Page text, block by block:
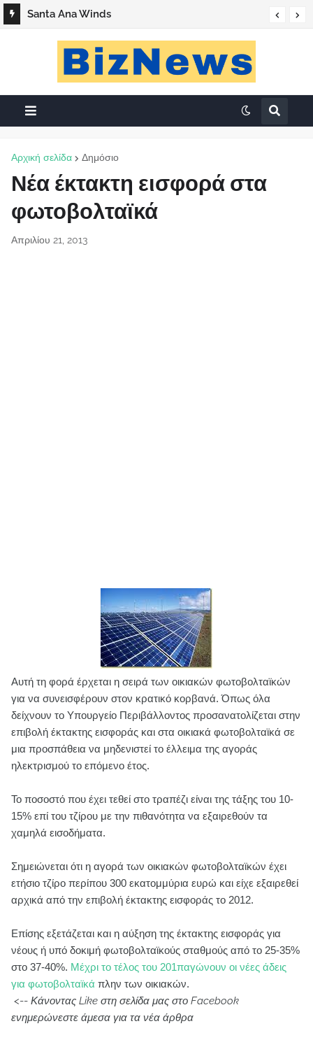
Santa Ana Winds
Αρχική σελίδα Δημόσιο
Νέα έκτακτη εισφορά στα
φωτοβολταϊκά
Απριλίου 21, 2013
Αυτή τη φορά έρχεται η σειρά των οικιακών φωτοβολταϊκών
για να συνεισφέρουν στον κρατικό κορβανά. Όπως όλα
δείχνουν το Υπουργείο Περιβάλλοντος προσανατολίζεται στην
επιβολή έκτακτης εισφοράς και στα οικιακά φωτοβολταϊκά σε
μια προσπάθεια να μηδενιστεί το έλλειμα της αγοράς
ηλεκτρισμού το επόμενο έτος.
Το ποσοστό που έχει τεθεί στο τραπέζι είναι της τάξης του 10-
15% επί του τζίρου με την πιθανότητα να εξαιρεθούν τα
χαμηλά εισοδήματα.
Σημειώνεται ότι η αγορά των οικιακών φωτοβολταϊκών έχει
ετήσιο τζίρο περίπου 300 εκατομμύρια ευρώ και είχε εξαιρεθεί
αρχικά από την επιβολή έκτακτης εισφοράς το 2012.
Επίσης εξετάζεται και η αύξηση της έκτακτης εισφοράς για
νέους ή υπό δοκιμή φωτοβολταϊκούς σταθμούς από το 25-35%
στο 37-40%. Μέχρι το τέλος του 201παγώνουν οι νέες άδεις
για φωτοβολταϊκά πλην των οικιακών.
<-- Κάνοντας Like στη σελίδα μας στο Facebook
ενημερώνεστε άμεσα για τα νέα άρθρα